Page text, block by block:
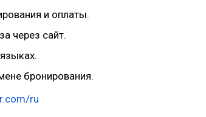
и оплаты.
через сайт.
бронирования.
ru